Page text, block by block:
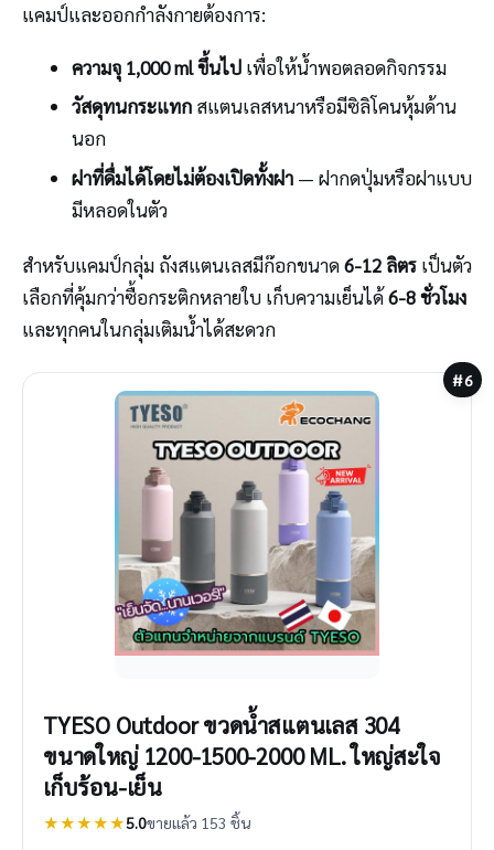
แคมป์และออกกำลังกายต้องการ:
ความจุ 1,000 ml ขึ้นไปเพื่อให้น้ำพอตลอดกิจกรรม
วัสดุทนกระแทกสแตนเลสหนาหรือมีซิลิโคนหุ้มด้าน
นอก
ฝาที่ดื่มได้โดยไม่ต้องเปิดทั้งฝา— ฝากดปุ่มหรือฝาแบบ
มีหลอดในตัว
สำหรับแคมป์กลุ่ม ถังสแตนเลสมีก๊อกขนาด6-12 ลิตร เป็นตัว
เลือกที่คุ้มกว่าซื้อกระติกหลายใบ เก็บความเย็นได้6-8 ชั่วโมง
และทุกคนในกลุ่มเติมน้ำได้สะดวก
#6
TYESO Outdoor ขวดน้ำสแตนเลส 304
ขนาดใหญ่ 1200-1500-2000 ML. ใหญ่สะใจ
เก็บร้อน-เย็น
★★★★★5.0ขายแล้ว 153 ชิ้น